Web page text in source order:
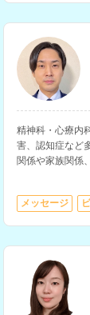
精神科・心療内
害、認知症など
関係や家族関係
メッセージ